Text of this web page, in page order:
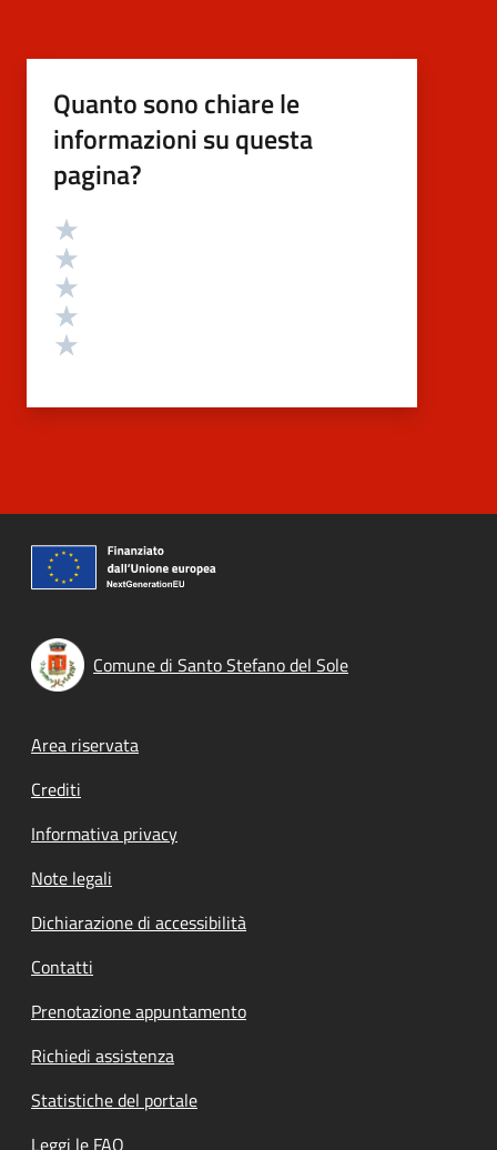
Quanto sono chiare le
informazioni su questa
pagina?
Valutazione
Comune di Santo Stefano del Sole
Footer menu
Area riservata
Crediti
Informativa privacy
Note legali
Dichiarazione di accessibilità
Contatti
Prenotazione appuntamento
Richiedi assistenza
Statistiche del portale
Leggi le FAQ